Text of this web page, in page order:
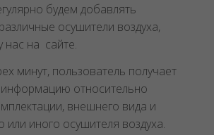
будем добавлять
осушители воздуха,
нас на сайте.
минут, пользователь получает
относительно
внешнего вида и
или иного осушителя воздуха.